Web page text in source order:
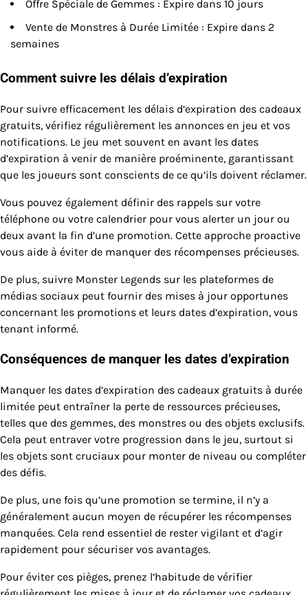
Offre Spéciale de Gemmes : Expire dans 10 jours
Vente de Monstres à Durée Limitée : Expire dans 2
semaines
Comment suivre les délais d’expiration
Pour suivre efficacement les délais d’expiration des cadeaux
gratuits, vérifiez régulièrement les annonces en jeu et vos
notifications. Le jeu met souvent en avant les dates
d’expiration à venir de manière proéminente, garantissant
que les joueurs sont conscients de ce qu’ils doivent réclamer.
Vous pouvez également définir des rappels sur votre
téléphone ou votre calendrier pour vous alerter un jour ou
deux avant la fin d’une promotion. Cette approche proactive
vous aide à éviter de manquer des récompenses précieuses.
De plus, suivre Monster Legends sur les plateformes de
médias sociaux peut fournir des mises à jour opportunes
concernant les promotions et leurs dates d’expiration, vous
tenant informé.
Conséquences de manquer les dates d’expiration
Manquer les dates d’expiration des cadeaux gratuits à durée
limitée peut entraîner la perte de ressources précieuses,
telles que des gemmes, des monstres ou des objets exclusifs.
Cela peut entraver votre progression dans le jeu, surtout si
les objets sont cruciaux pour monter de niveau ou compléter
des défis.
De plus, une fois qu’une promotion se termine, il n’y a
généralement aucun moyen de récupérer les récompenses
manquées. Cela rend essentiel de rester vigilant et d’agir
rapidement pour sécuriser vos avantages.
Pour éviter ces pièges, prenez l’habitude de vérifier